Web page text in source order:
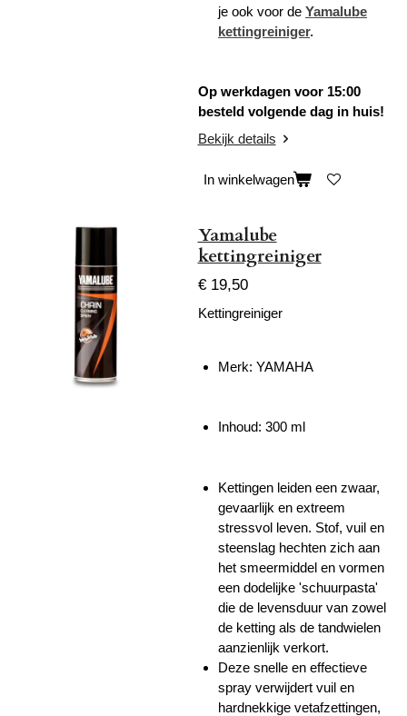
je ook voor de Yamalube
kettingreiniger.
Op werkdagen voor 15:00
besteld volgende dag in huis!
Bekijk details
In winkelwagen
Yamalube
kettingreiniger
€ 19,50
Kettingreiniger
Merk: YAMAHA
Inhoud: 300 ml
Kettingen leiden een zwaar,
gevaarlijk en extreem
stressvol leven. Stof, vuil en
steenslag hechten zich aan
het smeermiddel en vormen
een dodelijke 'schuurpasta'
die de levensduur van zowel
de ketting als de tandwielen
aanzienlijk verkort.
Deze snelle en effectieve
spray verwijdert vuil en
hardnekkige vetafzettingen,